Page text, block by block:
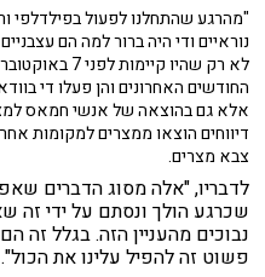
"מהרגע שהתחלנו לפעול בפילדלפי
נוראיים ודי היה ברור למה הם
לא רק שהיו
החודשים האחרונים והן פעלו די
אלא גם בהוצאה של אנשי חמאס
דיווחים הוצאו ממצרים למקומות
צבא מצרים.
לדבריו, "אלה מסוג הדברים
שכרגע הולך ונסתם על ידי זה
נבוכים מהעניין הזה. בגלל זה
פשוט זה להפיל עלינו את הכול".